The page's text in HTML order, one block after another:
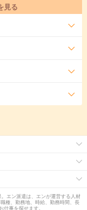
見る
エン派遣は、エンが運営する人材
種、勤務地、時給、勤務時間、長
事を探せます。